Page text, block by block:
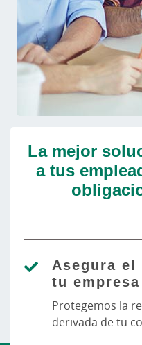
La mejor
a tus
Asegura
tu empresa
Protegemos la
derivada de tu